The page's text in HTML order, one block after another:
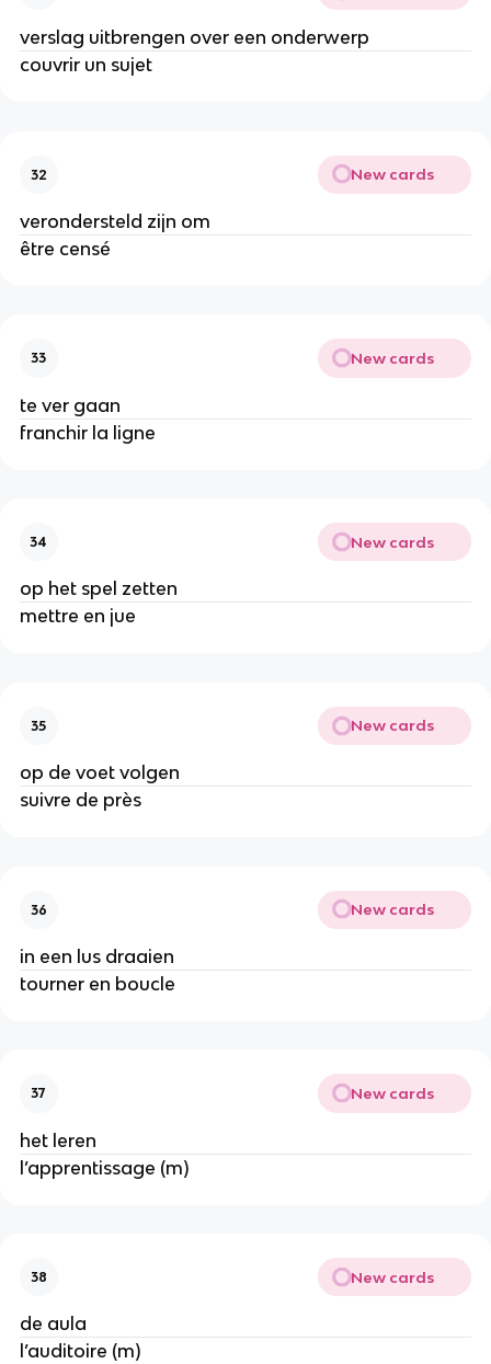
verslag uitbrengen over een onderwerp
couvrir un sujet
32 New cards
verondersteld zijn om
être censé
33 New cards
te ver gaan
franchir la ligne
34 New cards
op het spel zetten
mettre en jue
35 New cards
op de voet volgen
suivre de près
36 New cards
in een lus draaien
tourner en boucle
37 New cards
het leren
l’apprentissage (m)
38 New cards
de aula
l’auditoire (m)